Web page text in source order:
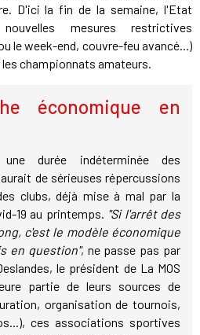
D'ici la fin de la semaine, l'Etat
mesures restrictives
le week-end, couvre-feu avancé...)
les championnats amateurs.
économique en
durée indéterminée des
de sérieuses répercussions
clubs, déjà mise à mal par la
19 au printemps. "Si l'arrêt des
c'est le modèle économique
en question", ne passe pas par
le président de La MOS
partie de leurs sources de
organisation de tournois,
ces associations sportives